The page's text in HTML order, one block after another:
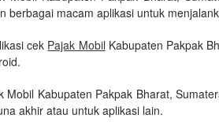
berbagai macam aplikasi untuk
cek Pajak Mobil Kabupaten Pakpak
Mobil Kabupaten Pakpak Bharat,
akhir atau untuk aplikasi lain.